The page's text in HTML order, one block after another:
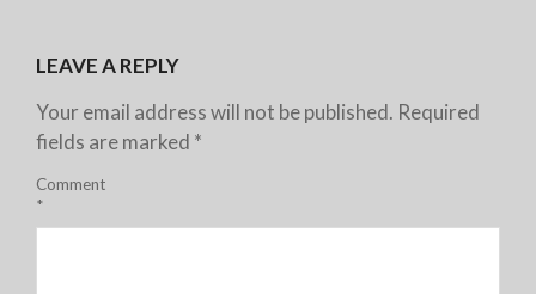
LEAVE A REPLY
Your email address will not be published. Required
fields are marked *
Comment
*